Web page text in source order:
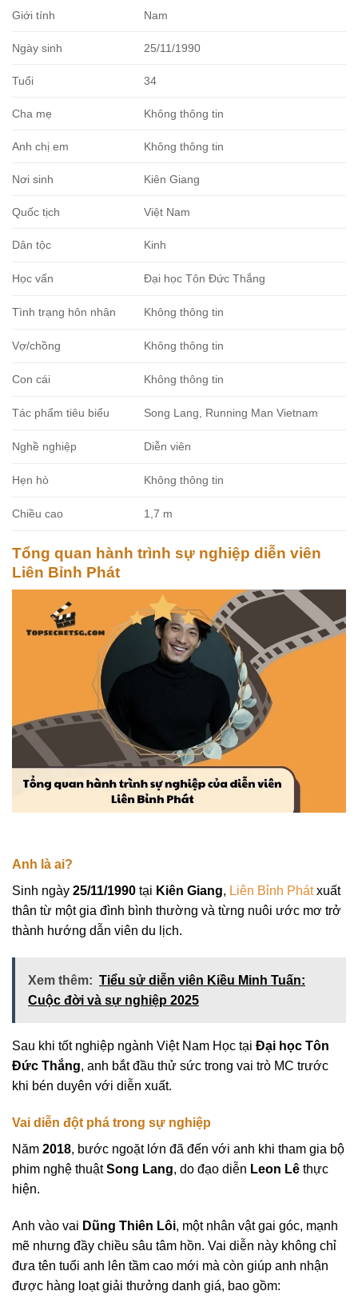
Giới tính Nam
Ngày sinh 25/11/1990
Tuổi 34
Cha mẹ Không thông tin
Anh chị em Không thông tin
Nơi sinh Kiên Giang
Quốc tịch Việt Nam
Dân tộc Kinh
Học vấn Đại học Tôn Đức Thắng
Tình trạng hôn nhân Không thông tin
Vợ/chồng Không thông tin
Con cái Không thông tin
Tác phẩm tiêu biểu Song Lang, Running Man Vietnam
Nghề nghiệp Diễn viên
Hẹn hò Không thông tin
Chiều cao 1,7 m
Tổng quan hành trình sự nghiệp diễn viên
Liên Bỉnh Phát
Anh là ai?
Sinh ngày 25/11/1990 tại Kiên Giang, Liên Bỉnh Phátxuất
thân từ một gia đình bình thường và từng nuôi ước mơ trở
thành hướng dẫn viên du lịch.
Xem thêm: Tiểu sử diễn viên Kiều Minh Tuấn:
Cuộc đời và sự nghiệp 2025
Sau khi tốt nghiệp ngành Việt Nam Học tại Đại học Tôn
Đức Thắng, anh bắt đầu thử sức trong vai trò MC trước
khi bén duyên với diễn xuất.
Vai diễn đột phá trong sự nghiệp
Năm 2018, bước ngoặt lớn đã đến với anh khi tham gia bộ
phim nghệ thuậtSong Lang, do đạo diễn Leon Lê thực
hiện.
Anh vào vai Dũng Thiên Lôi, một nhân vật gai góc, mạnh
mẽ nhưng đầy chiều sâu tâm hồn. Vai diễn này không chỉ
đưa tên tuổi anh lên tầm cao mới mà còn giúp anh nhận
được hàng loạt giải thưởng danh giá, bao gồm: